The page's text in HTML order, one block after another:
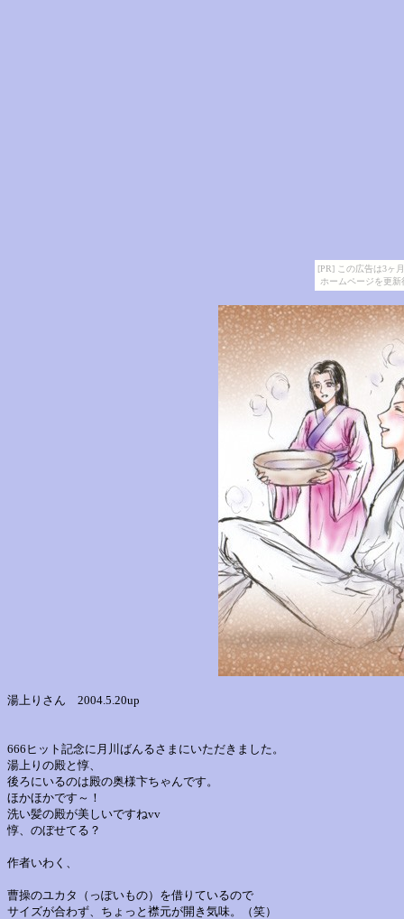
[PR] この広告は3ヶ
ホームページを更
湯上りさん 2004.5.20up
666ヒット記念に月川ばんるさまにいただきました。
湯上りの殿と惇、
後ろにいるのは殿の奥様卞ちゃんです。
ほかほかです～！
洗い髪の殿が美しいですねvv
惇、のぼせてる？
作者いわく、
曹操のユカタ（っぽいもの）を借りているので
サイズが合わず、ちょっと襟元が開き気味。（笑）